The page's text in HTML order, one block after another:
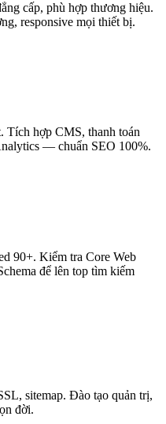
cấp, phù hợp thương hiệu.
responsive mọi thiết bị.
Tích hợp CMS, thanh toán
— chuẩn SEO 100%.
90+. Kiểm tra Core Web
để lên top tìm kiếm
sitemap. Đào tạo quản trị,
đời.